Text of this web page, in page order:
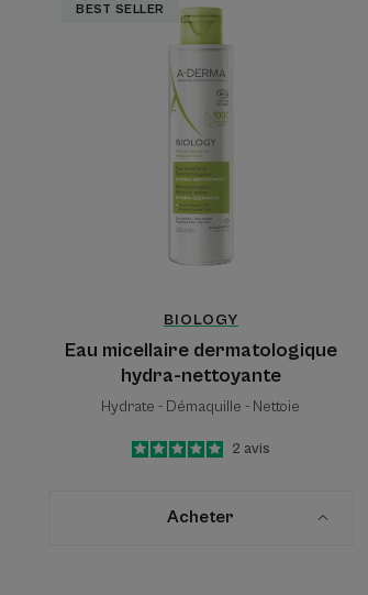
micellaire
dermatologique
hydra-
nettoyante
BEST SELLER
BIOLOGY
Eau micellaire dermatologique
hydra-nettoyante
Hydrate - Démaquille - Nettoie
5
/5
2 avis
Acheter